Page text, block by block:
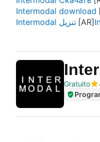
Intermodal download
Intermodal تنزيل
Gratuito